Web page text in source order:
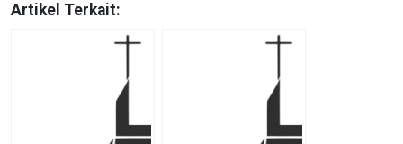
Artikel Terkait: